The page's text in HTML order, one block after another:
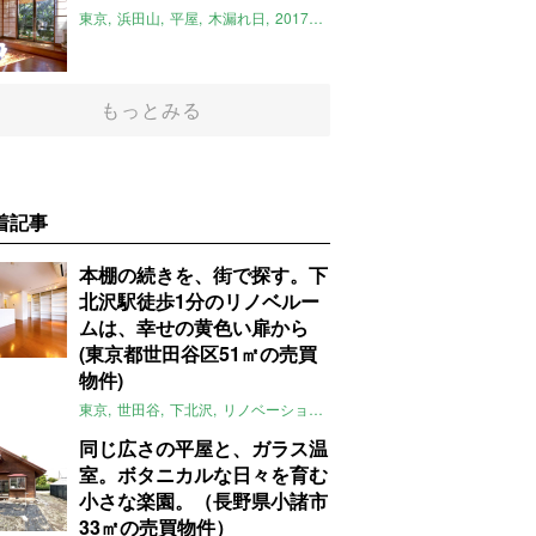
東京 浜田山 平屋 木漏れ日 2017年11月のおすすめ
もっとみる
記事
本棚の続きを、街で探す。下
北沢駅徒歩1分のリノベルー
ムは、幸せの黄色い扉から
(東京都世田谷区51㎡の売買
物件)
東京 世田谷 下北沢 リノベーション
同じ広さの平屋と、ガラス温
室。ボタニカルな日々を育む
小さな楽園。（長野県小諸市
33㎡の売買物件）